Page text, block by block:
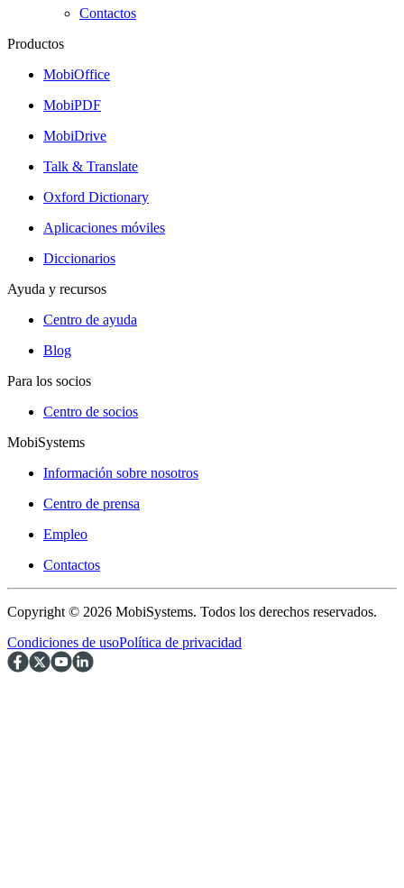
Contactos
Productos
MobiOffice
MobiPDF
MobiDrive
Talk & Translate
Oxford Dictionary
Aplicaciones móviles
Diccionarios
Ayuda y recursos
Centro de ayuda
Blog
Para los socios
Centro de socios
MobiSystems
Información sobre nosotros
Centro de prensa
Empleo
Contactos
Copyright © 2026 MobiSystems. Todos los derechos reservados.
Condiciones de usoPolítica de privacidad